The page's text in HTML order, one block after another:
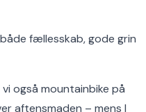
fællesskab, gode grin
også mountainbike på
aftensmaden – mens I